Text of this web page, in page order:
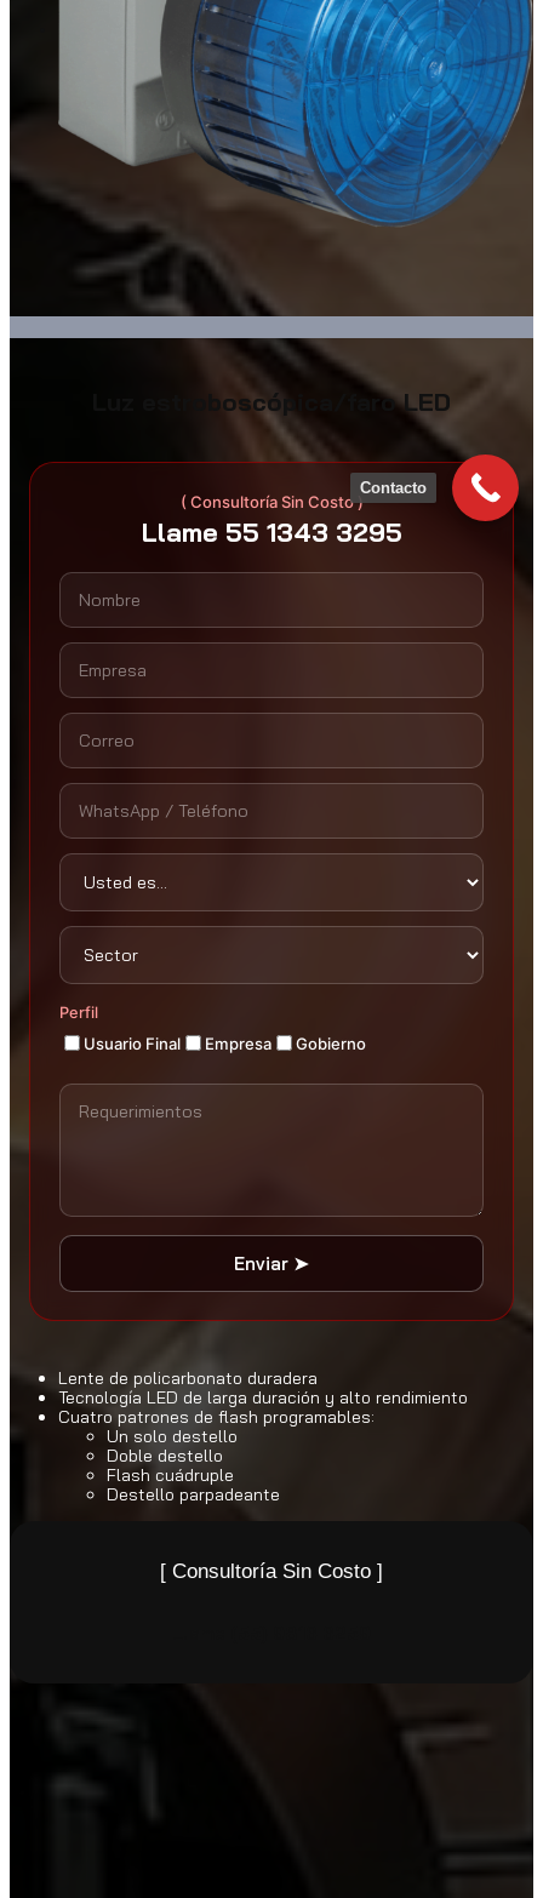
Luz estroboscópica/faro LED
( Consultoría Sin Costo )
Llame 55 1343 3295
Perfil
Usuario Final Empresa Gobierno
Enviar ➤
Lente de policarbonato duradera
Tecnología LED de larga duración y alto rendimiento
Cuatro patrones de flash programables:
Un solo destello
Doble destello
Flash cuádruple
Destello parpadeante
[ Consultoría Sin Costo ]
Contacto